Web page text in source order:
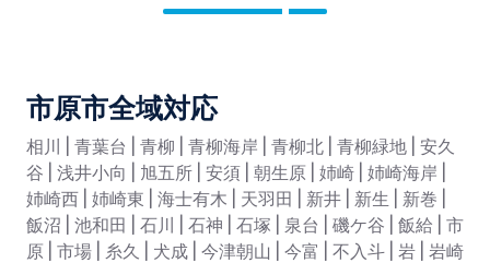
市原市全域対応
相川 | 青葉台 | 青柳 | 青柳海岸 | 青柳北 | 青柳緑地 | 安久
谷 | 浅井小向 | 旭五所 | 安須 | 朝生原 | 姉崎 | 姉崎海岸 |
姉崎西 | 姉崎東 | 海士有木 | 天羽田 | 新井 | 新生 | 新巻 |
飯沼 | 池和田 | 石川 | 石神 | 石塚 | 泉台 | 磯ケ谷 | 飯給 | 市
原 | 市場 | 糸久 | 犬成 | 今津朝山 | 今富 | 不入斗 | 岩 | 岩崎